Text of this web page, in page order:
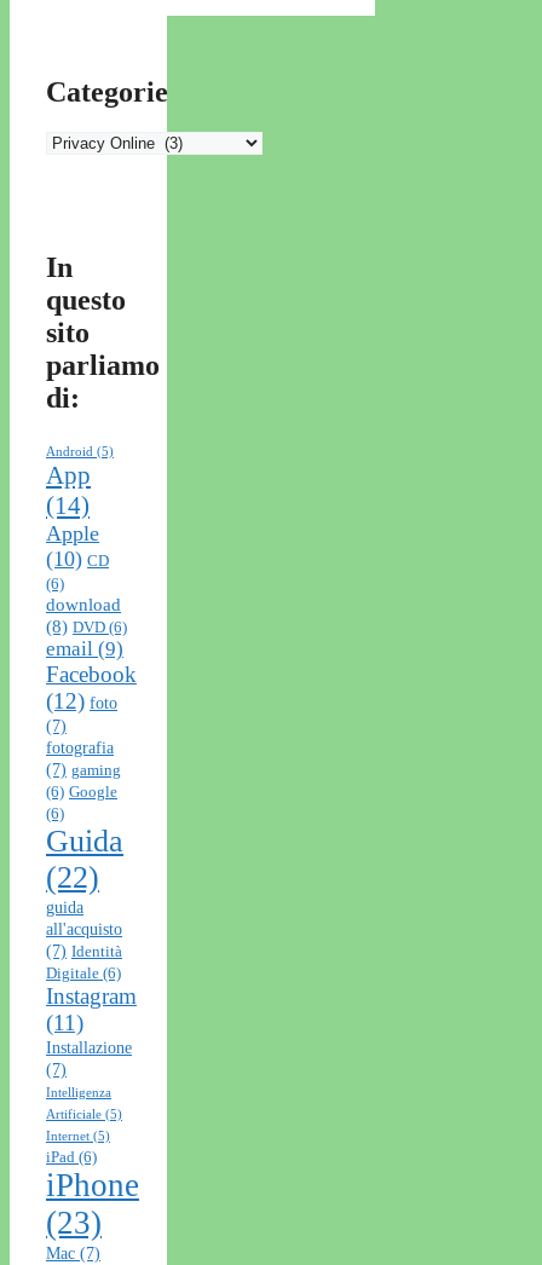
Categorie
Categorie
In
questo
sito
parliamo
di:
Android (5)
App
(14)
Apple
(10) CD
(6)
download
(8) DVD (6)
email (9)
Facebook
(12) foto
(7)
fotografia
(7) gaming
(6) Google
(6)
Guida
(22)
guida
all'acquisto
(7) Identità
Digitale (6)
Instagram
(11)
Installazione
(7)
Intelligenza
Artificiale (5)
Internet (5)
iPad (6)
iPhone
(23)
Mac (7)